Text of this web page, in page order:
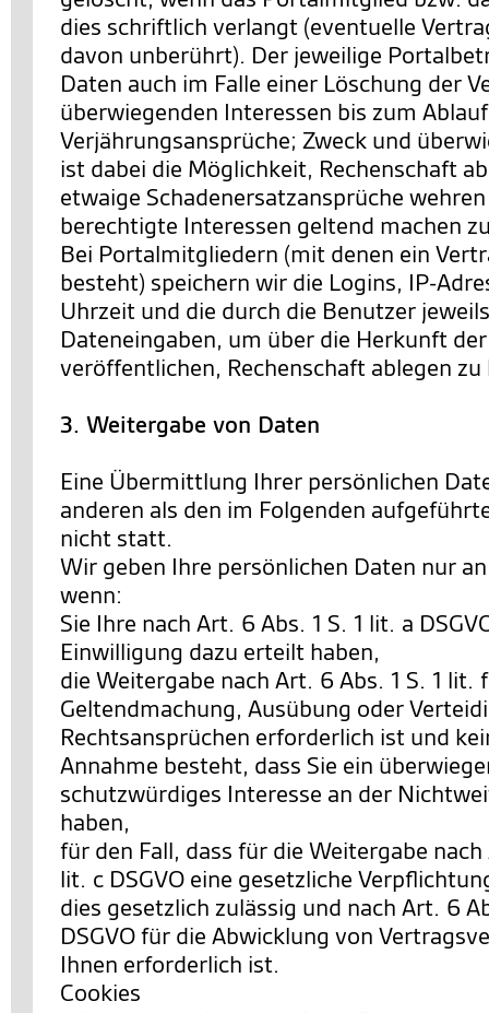
dies schriftlich verlangt (eventuelle
davon unberührt). Der jeweilige
Daten auch im Falle einer Löschung der
überwiegenden Interessen bis zum
Verjährungsansprüche; Zweck und
ist dabei die Möglichkeit, Rechenschaft
etwaige Schadenersatzansprüche
berechtigte Interessen geltend machen
Bei Portalmitgliedern (mit denen ein
besteht) speichern wir die Logins, IP-
Uhrzeit und die durch die Benutzer
Dateneingaben, um über die Herkunft
veröffentlichen, Rechenschaft ablegen zu
3. Weitergabe von Daten
Eine Übermittlung Ihrer persönlichen
anderen als den im Folgenden
nicht statt.
Wir geben Ihre persönlichen Daten nur
wenn:
Sie Ihre nach Art. 6 Abs. 1 S. 1 lit. a
Einwilligung dazu erteilt haben,
die Weitergabe nach Art. 6 Abs. 1 S. 1 lit.
Geltendmachung, Ausübung oder
Rechtsansprüchen erforderlich ist und
Annahme besteht, dass Sie ein
schutzwürdiges Interesse an der
haben,
für den Fall, dass für die Weitergabe nach
lit. c DSGVO eine gesetzliche
dies gesetzlich zulässig und nach Art. 6
DSGVO für die Abwicklung von
Ihnen erforderlich ist.
Cookies